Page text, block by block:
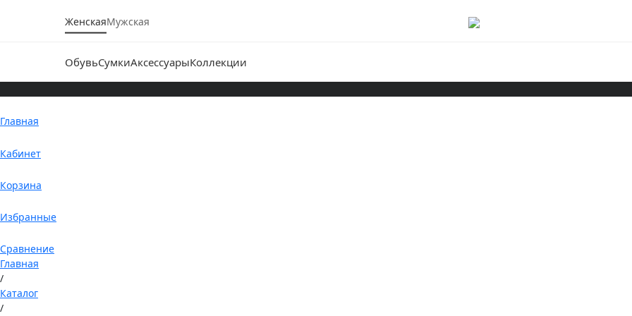
ЖенскаяМужская
ОбувьСумкиАксессуарыКоллекции
Главная
Кабинет
Корзина
Избранные
Сравнение
Главная
/
Каталог
/